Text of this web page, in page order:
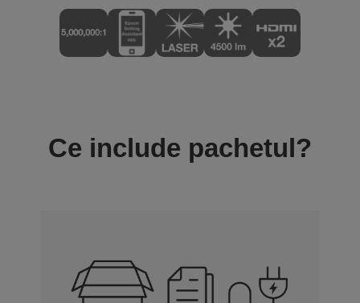
Ce include pachetul?